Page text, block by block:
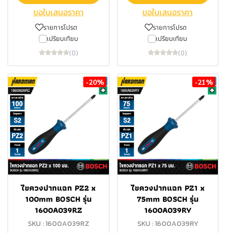
ขอใบเสนอราคา
รายการโปรด
เปรียบเทียบ
(0)
ขอใบเสนอราคา
รายการโปรด
เปรียบเทียบ
(0)
-20%
ไขควงปากแฉก PZ2 x
100mm BOSCH รุ่น
1600A039RZ
SKU : 1600A039RZ
-21%
ไขควงปากแฉก PZ1 x
75mm BOSCH รุ่น
1600A039RY
SKU : 1600A039RY